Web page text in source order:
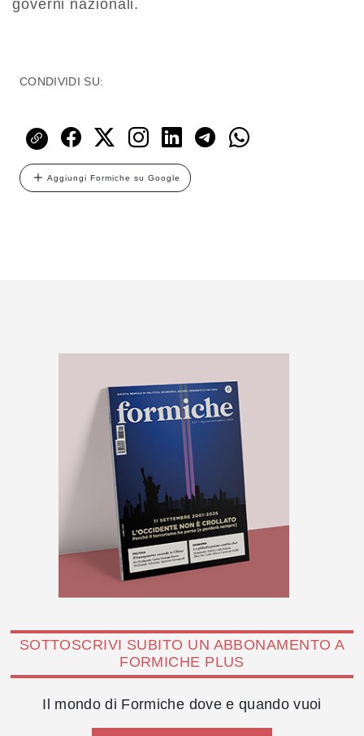
governi nazionali.
CONDIVIDI SU:
Aggiungi Formiche su Google
SOTTOSCRIVI SUBITO UN ABBONAMENTO A
FORMICHE PLUS
Il mondo di Formiche dove e quando vuoi